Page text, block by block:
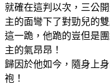
就確在這判以次，三公
主的面彎下了對勁兒的
這一跪，他跪的豈但是
主的氣昂昂！
歸因於他如今，隨身上
袍！